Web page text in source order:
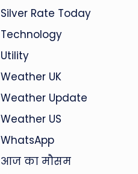
Silver Rate Today
Technology
Utility
Weather UK
Weather Update
Weather US
WhatsApp
आज का मौसम